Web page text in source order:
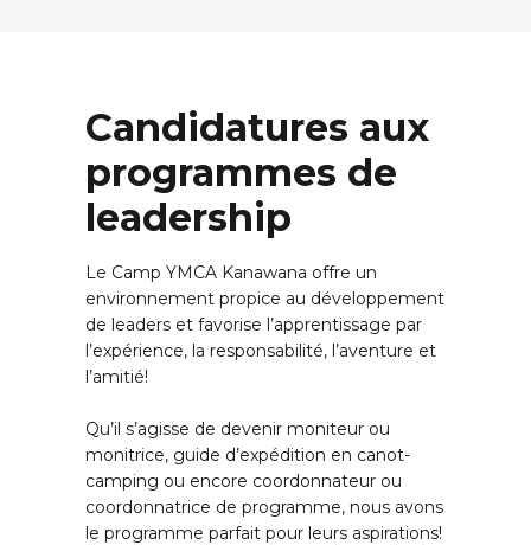
Candidatures aux
programmes de
leadership
Le Camp YMCA Kanawana offre un
environnement propice au développement
de leaders et favorise l’apprentissage par
l’expérience, la responsabilité, l’aventure et
l’amitié!
Qu’il s’agisse de devenir moniteur ou
monitrice, guide d’expédition en canot-
camping ou encore coordonnateur ou
coordonnatrice de programme, nous avons
le programme parfait pour leurs aspirations!